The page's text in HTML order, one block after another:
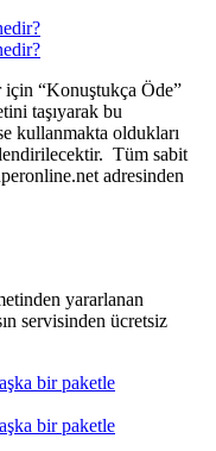
“Konuştukça Öde”
taşıyarak bu
kullanmakta oldukları
Tüm sabit
adresinden
yararlanan
servisinden ücretsiz
bir paketle
bir paketle